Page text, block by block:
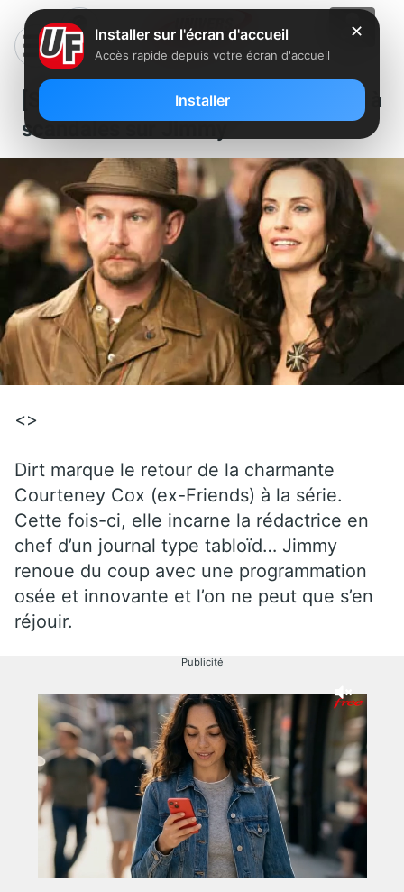
[Série] Dirt : le retour de la fille à
scandales sur Jimmy
<>
Dirt marque le retour de la charmante
Courteney Cox (ex-Friends) à la série.
Cette fois-ci, elle incarne la rédactrice en
chef d’un journal type tabloïd… Jimmy
renoue du coup avec une programmation
osée et innovante et l’on ne peut que s’en
réjouir.
Publicité
✕
Installer sur l'écran d'accueil
Accès rapide depuis votre écran d'accueil
Installer